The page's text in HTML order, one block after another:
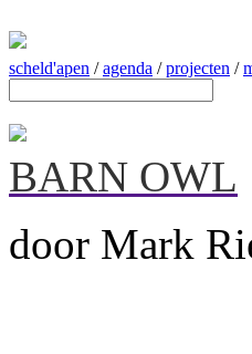
scheld'apen /agenda /projecten /
BARN OWL
door Mark